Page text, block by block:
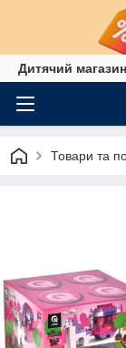
Дитячий
Товари та